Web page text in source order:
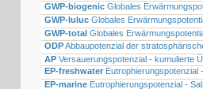
GWP-biogenic Globales
GWP-luluc Globales
GWP-total Globales
ODPAbbaupotenzial der
AP Versauerungspotenzial - kumulierte
EP-freshwater Eutrophierungspotenzial
EP-marine Eutrophierungspotenzial -